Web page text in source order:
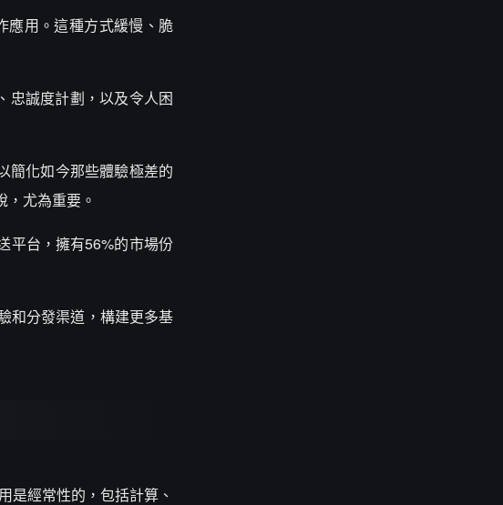
應用。這種方式緩慢、脆
忠誠度計劃，以及令人困
簡化如今那些體驗極差的
尤為重要。
平台，擁有56%的市場份
和分發渠道，構建更多基
是經常性的，包括計算、